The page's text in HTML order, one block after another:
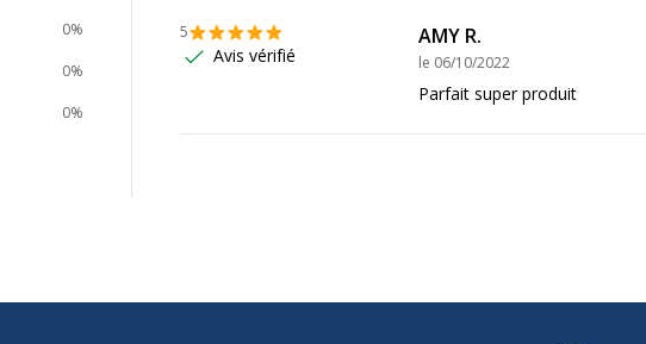
0%
0%
0%
5
Avis vérifié
AMY R.
le 06/10/2022
Parfait super produit